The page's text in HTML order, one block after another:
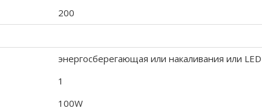
200
энергосберегающая или накаливания или
1
100W